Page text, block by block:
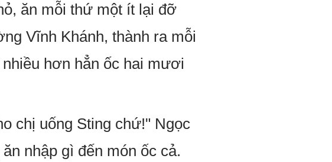
ăn mỗi thứ một ít lại đỡ
Vĩnh Khánh, thành ra mỗi
hơn hẳn ốc hai mươi
chị uống Sting chứ!" Ngọc
nhập gì đến món ốc cả.